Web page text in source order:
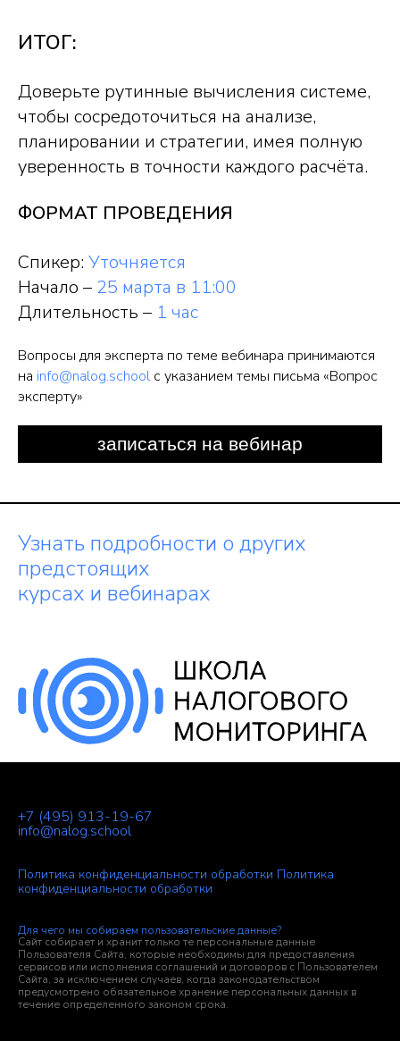
ИТОГ:
Доверьте рутинные вычисления системе,
чтобы сосредоточиться на анализе,
планировании и стратегии, имея полную
уверенность в точности каждого расчёта.
ФОРМАТ ПРОВЕДЕНИЯ
Спикер: Уточняется
Начало – 25 марта в 11:00
Длительность – 1 час
Вопросы для эксперта по теме вебинара принимаются
на info@nalog.schoolс указанием темы письма «Вопрос
эксперту»
записаться на вебинар
Узнать подробности о других
предстоящих
курсах и вебинарах
+7 (495) 913-19-67
info@nalog.school
Политика конфиденциальности обработки Политика
конфиденциальности обработки
Для чего мы собираем пользовательские данные?
Сайт собирает и хранит только те персональные данные
Пользователя Сайта, которые необходимы для предоставления
сервисов или исполнения соглашений и договоров с Пользователем
Сайта, за исключением случаев, когда законодательством
предусмотрено обязательное хранение персональных данных в
течение определенного законом срока.